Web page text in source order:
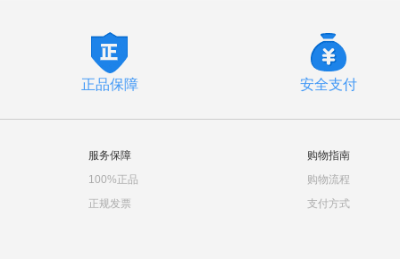
正品保障 安全支付
服务保障
100%正品
正规发票
购物指南
购物流程
支付方式